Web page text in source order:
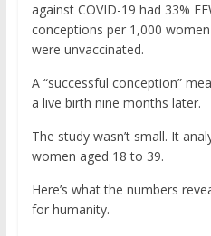
against COVID-19 had 33%
conceptions per 1,000
were unvaccinated.
A “successful conception”
a live birth nine months later.
The study wasn’t small. It
women aged 18 to 39.
Here’s what the numbers
for humanity.